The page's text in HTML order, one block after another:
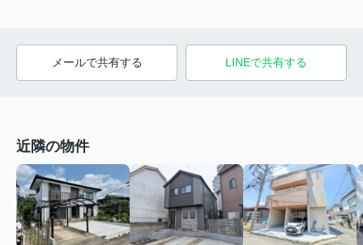
メールで共有する LINEで共有する
近隣の物件